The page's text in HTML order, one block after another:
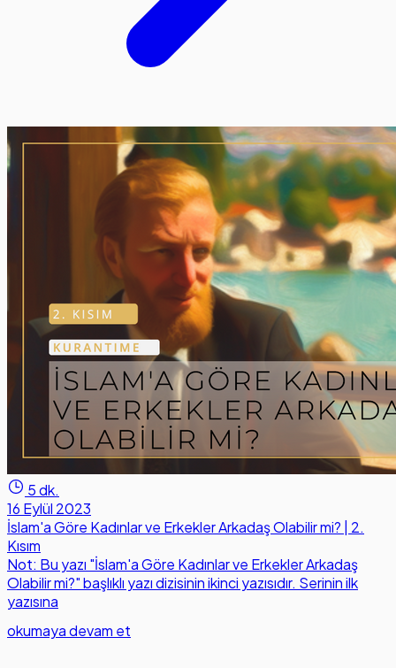
5 dk.
16 Eylül 2023
İslam'a Göre Kadınlar ve Erkekler Arkadaş Olabilir mi? | 2.
Kısım
Not: Bu yazı "İslam'a Göre Kadınlar ve Erkekler Arkadaş
Olabilir mi?" başlıklı yazı dizisinin ikinci yazısıdır. Serinin ilk
yazısına
okumaya devam et